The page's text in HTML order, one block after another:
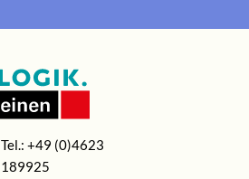
Tel.: +49 (0)4623
189925